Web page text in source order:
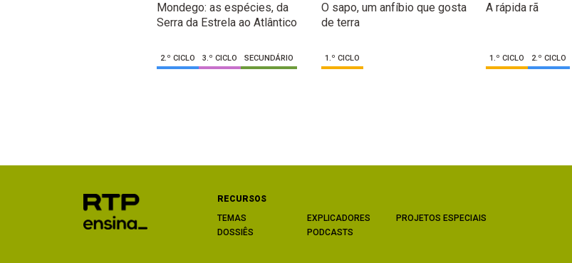
Mondego: as espécies, da
Serra da Estrela ao Atlântico
2.º CICLO 3.º CICLO SECUNDÁRIO
O sapo, um anfíbio que gosta
de terra
1.º CICLO
A rápida rã
1.º CICLO 2.º CICLO
RECURSOS
TEMAS
DOSSIÊS
EXPLICADORES
PODCASTS
PROJETOS ESPECIAIS